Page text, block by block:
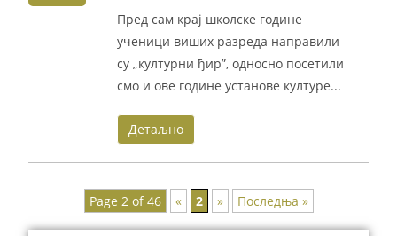
Пред сам крај школске године
ученици виших разреда направили
су „културни ђир”, односно посетили
смо и ове године установе културе...
Детаљно
Page 2 of 46 « 2 » Последња »